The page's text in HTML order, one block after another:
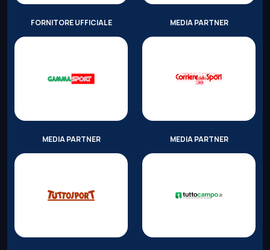
FORNITORE UFFICIALE MEDIA PARTNER
MEDIA PARTNER MEDIA PARTNER